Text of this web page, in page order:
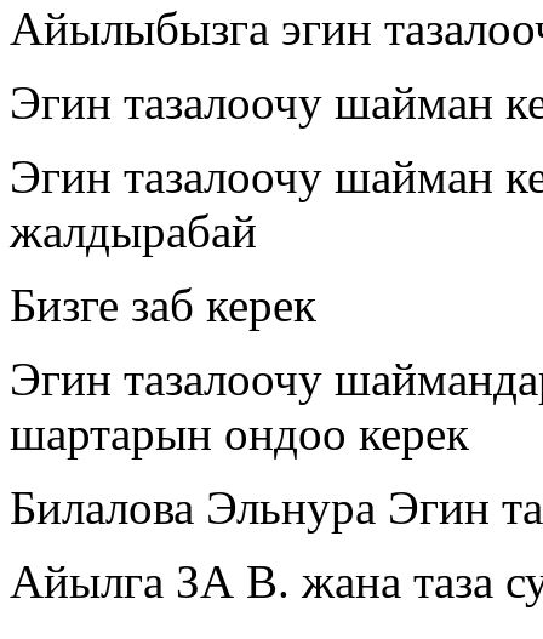
Айылыбызга эгин
Эгин тазалоочу шайман
Эгин тазалоочу шайман
жалдырабай
Бизге заб керек
Эгин тазалоочу
шартарын ондоо керек
Билалова Эльнура Эгин
Айылга ЗА В. жана таза